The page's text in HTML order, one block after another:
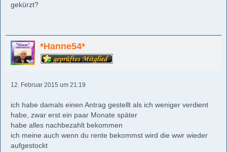
gekürzt?
*Hanne54*
12. Februar 2015 um 21:19
ich habe damals einen Antrag gestellt als ich weniger verdient
habe, zwar erst ein paar Monate später
habe alles nachbezahlt bekommen
ich meine auch wenn du rente bekommst wird die wwr wieder
aufgestockt